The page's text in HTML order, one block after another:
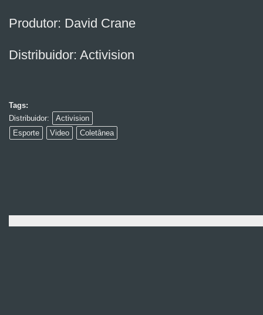
Produtor: David Crane
Distribuidor: Activision
Tags:
Distribuidor:
Activision
Esporte
Video Coletânea